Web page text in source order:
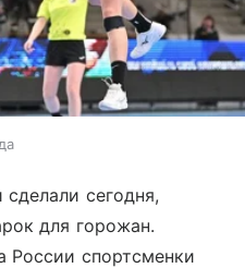
сегодня,
для горожан.
России спортсменки